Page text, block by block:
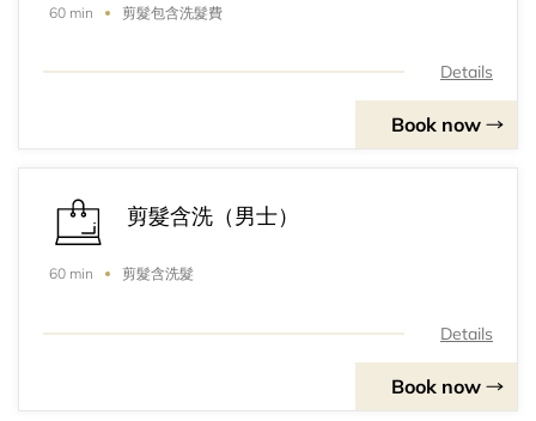
60 min 剪髮包含洗髮費
Details
Book now
剪髮含洗（男士）
60 min 剪髮含洗髮
Details
Book now